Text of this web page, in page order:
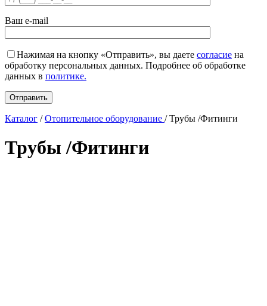
Ваш e-mail
Нажимая на кнопку «Отправить», вы даете согласие на
обработку персональных данных. Подробнее об обработке
данных в политике.
Каталог / Отопительное оборудование / Трубы /Фитинги
Трубы /Фитинги